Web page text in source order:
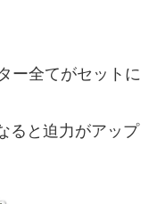
ー全てがセットに
ると迫力がアップ